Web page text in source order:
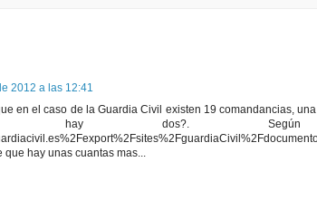
2012 a las 12:41
en el caso de la Guardia Civil existen 19 comandancias,
hay dos?. Según
que hay unas cuantas mas...